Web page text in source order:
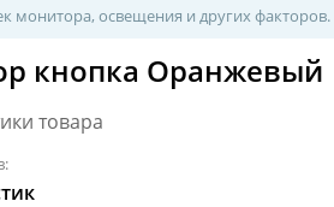
монитора, освещения и других факторов.
кнопка Оранжевый
товара